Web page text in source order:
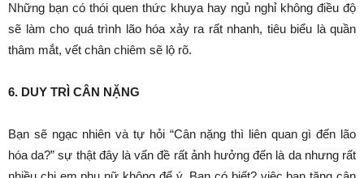
Những bạn có thói quen thức khuya hay ngủ nghỉ không điều độ
sẽ làm cho quá trình lão hóa xảy ra rất nhanh, tiêu biểu là quần
thâm mắt, vết chân chiêm sẽ lộ rõ.
6. DUY TRÌ CÂN NẶNG
Bạn sẽ ngạc nhiên và tự hỏi “Cân nặng thì liên quan gì đến lão
hóa da?” sự thật đây là vấn đề rất ảnh hưởng đến là da nhưng rất